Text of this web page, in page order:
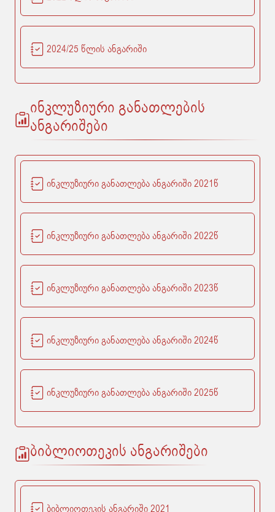
2024/25 წლის ანგარიში
ინკლუზიური განათლების
ანგარიშები
ინკლუზიური განათლება ანგარიში 2021წ
ინკლუზიური განათლება ანგარიში 2022წ
ინკლუზიური განათლება ანგარიში 2023წ
ინკლუზიური განათლება ანგარიში 2024წ
ინკლუზიური განათლება ანგარიში 2025წ
ბიბლიოთეკის ანგარიშები
ბიბლიოთეკის ანგარიში 2021